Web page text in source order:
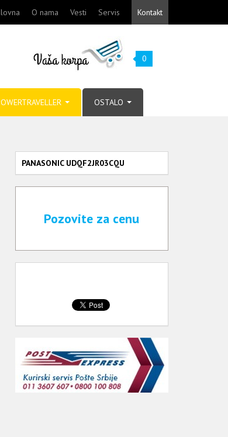
O nama Vesti Servis Kontakt
0
OSTALO
PANASONIC UDQF2JR03CQU
Pozovite za cenu